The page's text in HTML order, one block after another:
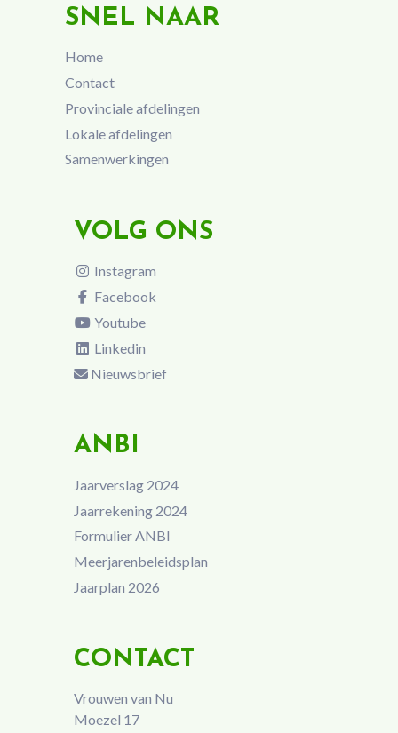
SNEL NAAR
Home
Contact
Provinciale afdelingen
Lokale afdelingen
Samenwerkingen
VOLG ONS
Instagram
Facebook
Youtube
Linkedin
Nieuwsbrief
ANBI
Jaarverslag 2024
Jaarrekening 2024
Formulier ANBI
Meerjarenbeleidsplan
Jaarplan 2026
CONTACT
Vrouwen van Nu
Moezel 17